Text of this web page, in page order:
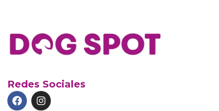
Redes Sociales